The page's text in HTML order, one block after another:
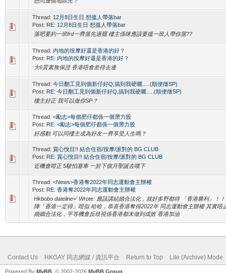
Thread: 12月8日生日 想搵人帶落bar
Post: RE: 12月8日生日 想搵人帶落bar
落吧要約一班frd一齊落先過癮 樓主係咪應該要搵一班人帶你落??
Thread: 内地的按摩好還是香港的好？
Post: RE: 内地的按摩好還是香港的好？
大6質素無保證 香港唔會差得去邊
Thread: 今日翻工見到個新仔好Q,搞到我硬曬.....(順便徵SP)
Post: RE: 今日翻工見到個新仔好Q,搞到我硬曬.....(順便徵SP)
樓主好正 我可以做你SP？
Thread: <勵志>每個肥仔都係一個潛力股
Post: RE: <勵志>每個肥仔都係一個潛力股
好感動 可以同樓主成為好友一齊享受人生嗎？
Thread: 賞心悅目!! 結合住宿/按摩/派對的 BG CLUB
Post: RE: 賞心悅目!! 結合住宿/按摩/派對的 BG CLUB
近機會咁正 5駛怕塞車 一於下個月聖誕去嘆下
Thread: <News>香港奪2022年同志運動會主辦權
Post: RE: 香港奪2022年同志運動會主辦權
Hkbobo dateline=' Wrote: 應該講結婚合法化，就好多野都得 「香港勝利」！
陣「香港一定得」咁似 哈哈，恭喜香港奪得2022年 同志運動會主辦權 其實唔
婚姻合法化，平等機會反歧視係香港都未做到成效 香港加油
Contact Us HKGAY 同志網媒 / 資訊平台 Return to Top Lite (Archive) Mode
Powered By MyBB , © 2002-2026 MyBB Group